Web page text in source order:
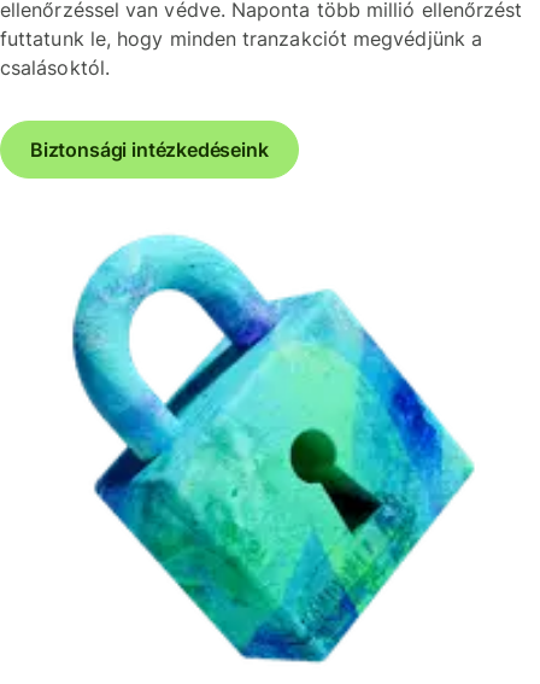
ellenőrzéssel van védve. Naponta több millió ellenőrzést
futtatunk le, hogy minden tranzakciót megvédjünk a
csalásoktól.
Biztonsági intézkedéseink